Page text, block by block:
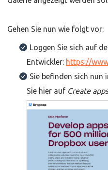
Gehen Sie nun wie folgt vor:
Loggen Sie sich auf
Entwickler: https://
Sie befinden sich nun
Sie hier auf Create